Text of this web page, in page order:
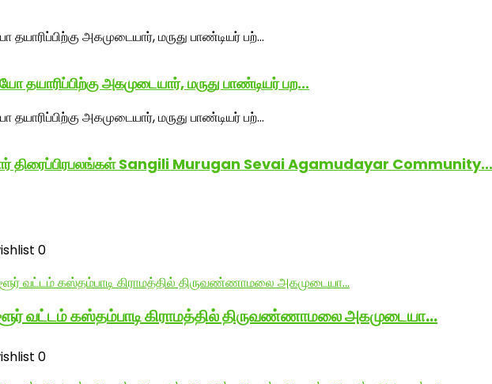
தயாரிப்பிற்கு அகமுடையார், மருது பாண்டியர் பற...
திரைப்பிரபலங்கள் Sangili Murugan Sevai Agamudayar Community...
0
வட்டம் கஸ்தம்பாடி கிராமத்தில் திருவண்ணாமலை அகமுடையா…
0